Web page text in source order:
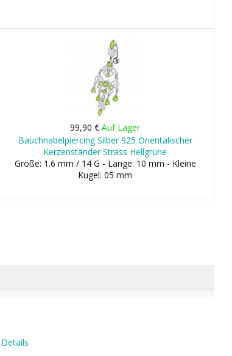
99,90 €Auf Lager
Bauchnabelpiercing Silber 925 Orientalischer
Kerzenständer Strass Hellgrüne
Größe: 1.6 mm / 14 G - Länge: 10 mm - Kleine
Kugel: 05 mm